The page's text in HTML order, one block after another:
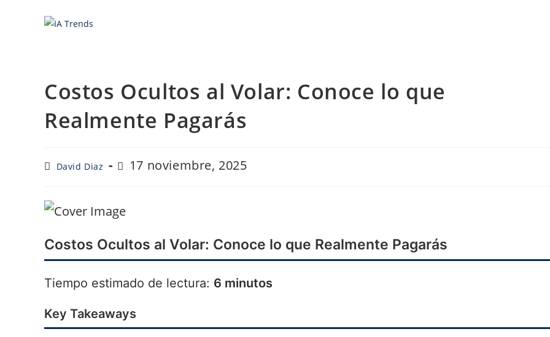
Costos Ocultos al Volar: Conoce lo que
Realmente Pagarás
Autor
de
David Diaz
Última
modificación
entrada:
17 noviembre, 2025
Costos Ocultos al Volar: Conoce lo que Realmente Pagarás
Tiempo estimado de lectura: 6 minutos
Key Takeaways